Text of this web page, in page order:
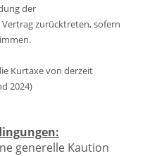
der
zurücktreten, sofern
Kurtaxe von derzeit
2024)
generelle Kaution